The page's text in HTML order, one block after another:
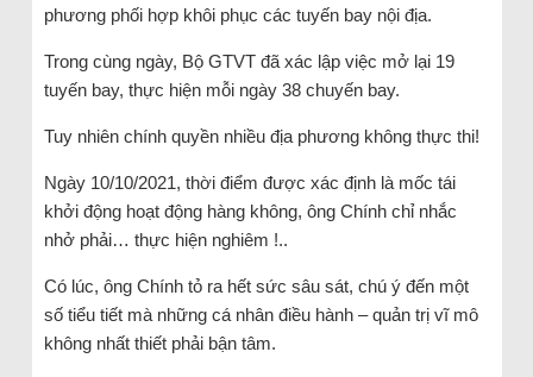
phương phối hợp khôi phục các tuyến bay nội địa.
Trong cùng ngày, Bộ GTVT đã xác lập việc mở lại 19
tuyến bay, thực hiện mỗi ngày 38 chuyến bay.
Tuy nhiên chính quyền nhiều địa phương không thực thi!
Ngày 10/10/2021, thời điểm được xác định là mốc tái
khởi động hoạt động hàng không, ông Chính chỉ nhắc
nhở phải… thực hiện nghiêm !..
Có lúc, ông Chính tỏ ra hết sức sâu sát, chú ý đến một
số tiểu tiết mà những cá nhân điều hành – quản trị vĩ mô
không nhất thiết phải bận tâm.